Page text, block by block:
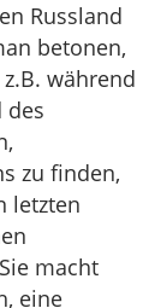
Russland
betonen,
während
des
zu finden,
letzten
macht
eine